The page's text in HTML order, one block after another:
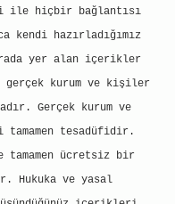
ile hiçbir bağlantısı
kendi hazırladığımız
yer alan içerikler
gerçek kurum ve kişiler
Gerçek kurum ve
tesadüfidir.
tamamen ücretsiz bir
Hukuka ve yasal